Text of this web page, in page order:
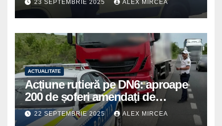
23 SEPTEMBRIE 2025 ALEX MIRCEA
ACTUALITATE
Acțiune rutieră pe DN6: aproape
200 de șoferi amendați de
polițiștii din Mihăilești
22 SEPTEMBRIE 2025 ALEX MIRCEA